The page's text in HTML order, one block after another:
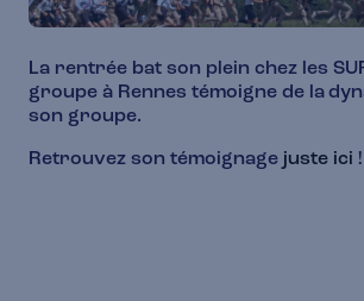
La rentrée bat son plein chez les
groupe à Rennes témoigne de la
son groupe.
Retrouvez son témoignage juste ici !